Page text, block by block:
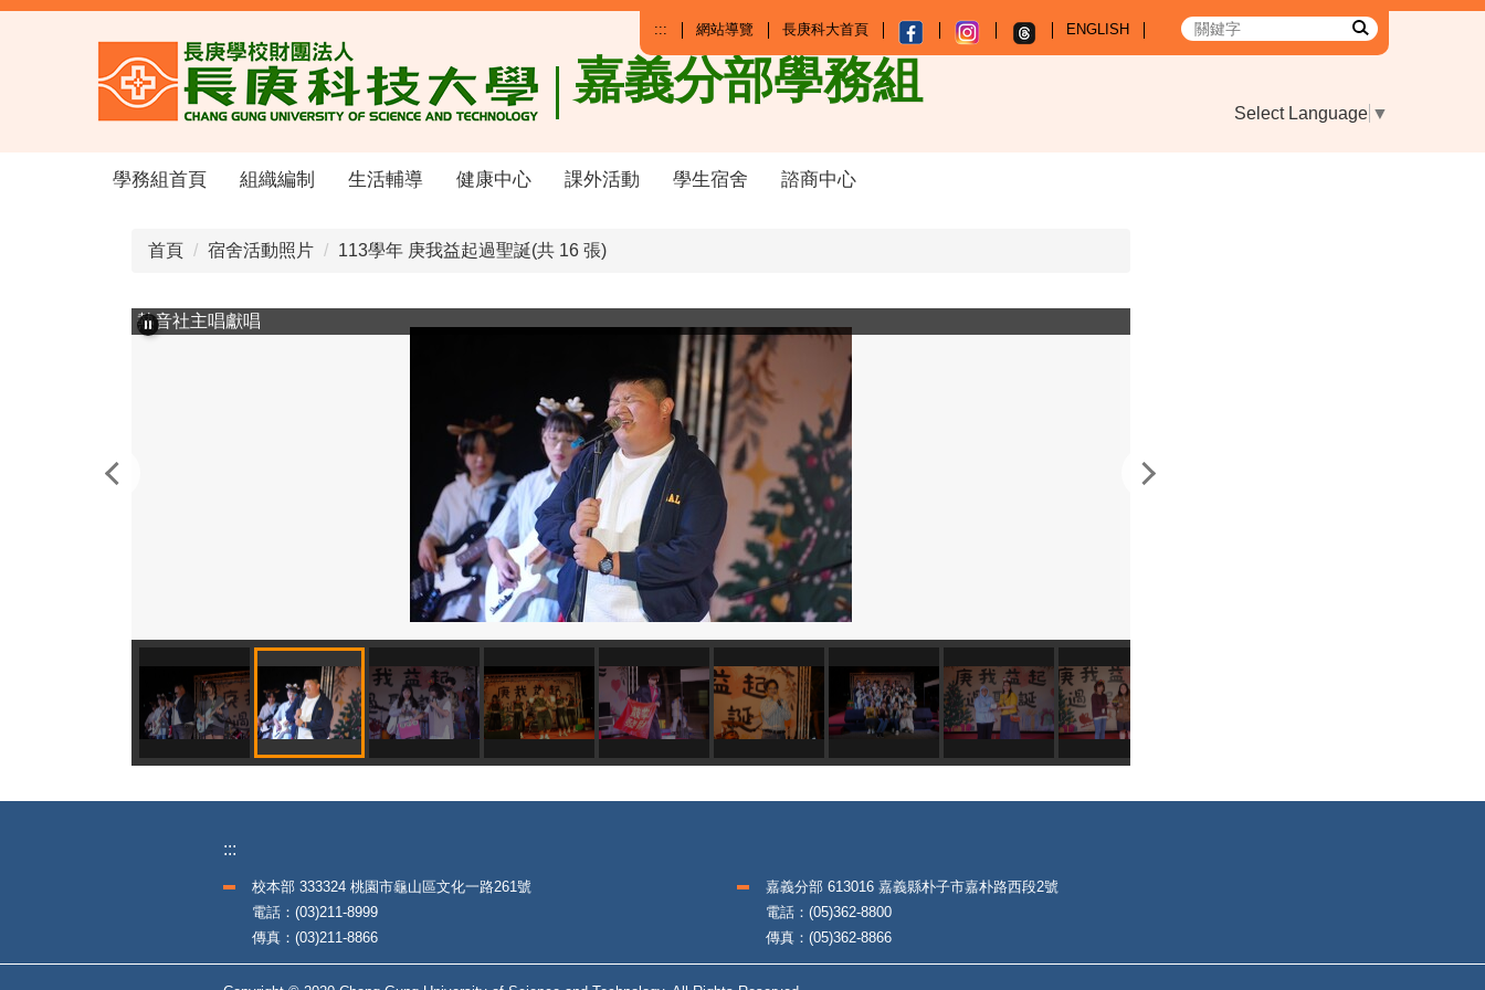
跳
嘉義分部學務組
::: 網站導覽 長庚科大首頁 ENGLISH
Select Language ▼
學務組首頁 組織編制 生活輔導 健康中心 課外活動 學生宿舍 諮商中心
首頁 宿舍活動照片 113學年 庚我益起過聖誕(共 16 張)
熱音社主唱獻唱
:::
校本部 333324 桃園市龜山區文化一路261號
電話：(03)211-8999
傳真：(03)211-8866
嘉義分部 613016 嘉義縣朴子市嘉朴路西段2號
電話：(05)362-8800
傳真：(05)362-8866